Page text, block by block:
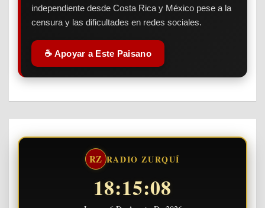
independiente desde Costa Rica y México pese a la
censura y las dificultades en redes sociales.
☕ Apoyar a Este Paisano
RZ RADIO ZURQUÍ
18:15:09